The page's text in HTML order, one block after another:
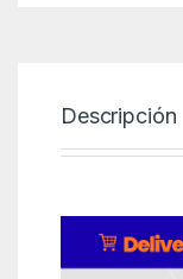
Descripción